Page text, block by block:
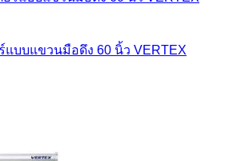
แบบแขวนมือดึง 60 นิ้ว VERTEX